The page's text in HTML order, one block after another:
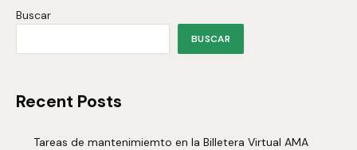
Buscar
BUSCAR
Recent Posts
Tareas de mantenimiemto en la Billetera Virtual AMA